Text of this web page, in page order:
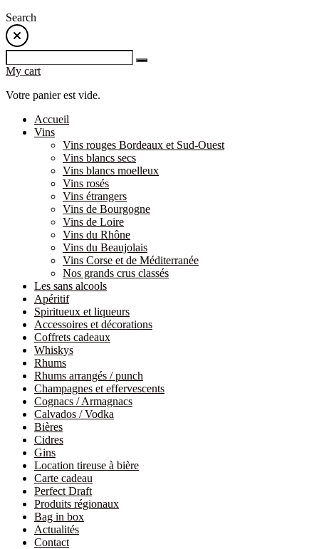
Search
My cart
Votre panier est vide.
Accueil
Vins
Vins rouges Bordeaux et Sud-Ouest
Vins blancs secs
Vins blancs moelleux
Vins rosés
Vins étrangers
Vins de Bourgogne
Vins de Loire
Vins du Rhône
Vins du Beaujolais
Vins Corse et de Méditerranée
Nos grands crus classés
Les sans alcools
Apéritif
Spiritueux et liqueurs
Accessoires et décorations
Coffrets cadeaux
Whiskys
Rhums
Rhums arrangés / punch
Champagnes et effervescents
Cognacs / Armagnacs
Calvados / Vodka
Bières
Cidres
Gins
Location tireuse à bière
Carte cadeau
Perfect Draft
Produits régionaux
Bag in box
Actualités
Contact